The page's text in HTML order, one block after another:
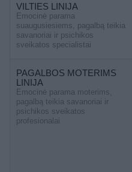
VILTIES LINIJA
Emocinė parama
suaugusiesiems, pagalbą teikia
savanoriai ir psichikos
sveikatos specialistai
PAGALBOS MOTERIMS
LINIJA
Emocinė parama moterims,
pagalbą teikia savanoriai ir
psichikos sveikatos
profesionalai